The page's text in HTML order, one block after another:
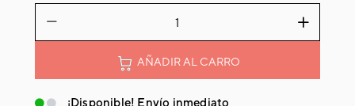
AÑADIR AL CARRO
¡Disponible! Envío inmediato